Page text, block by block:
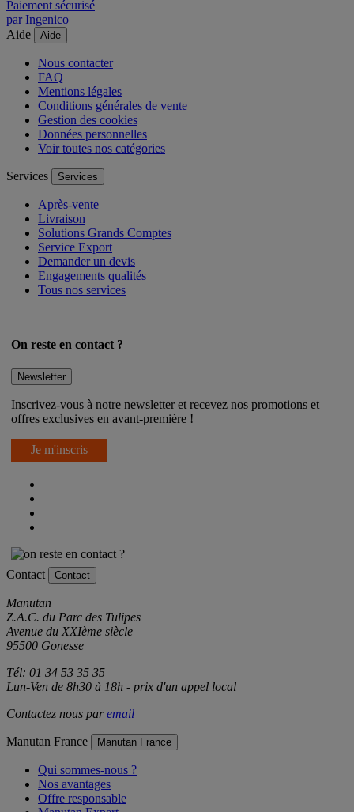
Paiement sécurisé
par Ingenico
Aide
Aide
Nous contacter
FAQ
Mentions légales
Conditions générales de vente
Gestion des cookies
Données personnelles
Voir toutes nos catégories
Services Services
Après-vente
Livraison
Solutions Grands Comptes
Service Export
Demander un devis
Engagements qualités
Tous nos services
On reste en contact ?
Newsletter
Inscrivez-vous à notre newsletter et recevez nos promotions et
offres exclusives en avant-première !
Je m'inscris
Contact Contact
Manutan
Z.A.C. du Parc des Tulipes
Avenue du XXIème siècle
95500 Gonesse
Tél: 01 34 53 35 35
Lun-Ven de 8h30 à 18h - prix d'un appel local
Contactez nous paremail
Manutan France Manutan France
Qui sommes-nous ?
Nos avantages
Offre responsable